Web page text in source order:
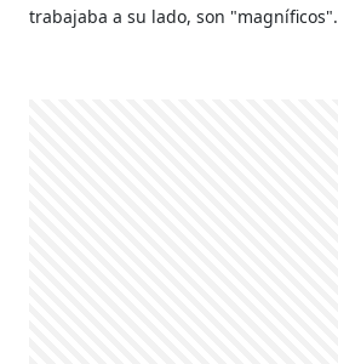
trabajaba a su lado, son "magníficos".